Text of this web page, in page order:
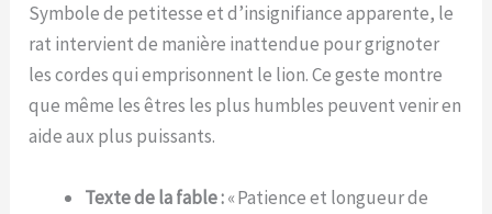
Symbole de petitesse et d’insignifiance apparente, le
rat intervient de manière inattendue pour grignoter
les cordes qui emprisonnent le lion. Ce geste montre
que même les êtres les plus humbles peuvent venir en
aide aux plus puissants.
Texte de la fable :« Patience et longueur de